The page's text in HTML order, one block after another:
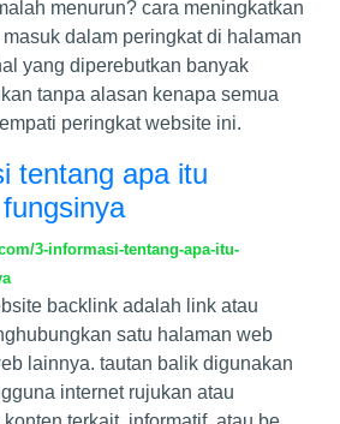
menurun? cara meningkatkan
dalam peringkat di halaman
yang diperebutkan banyak
tanpa alasan kenapa semua
peringkat website ini.
tentang apa itu
3-informasi-tentang-apa-itu-
backlink adalah link atau
satu halaman web
lainnya. tautan balik digunakan
internet rujukan atau